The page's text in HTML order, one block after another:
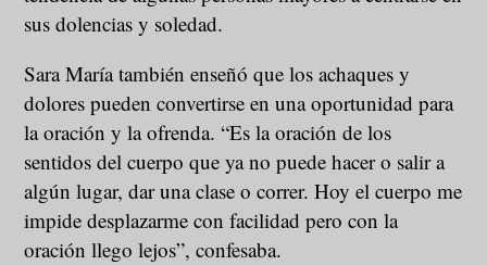
sus dolencias y soledad.
Sara María también enseñó que los achaques y
dolores pueden convertirse en una oportunidad para
la oración y la ofrenda. “Es la oración de los
sentidos del cuerpo que ya no puede hacer o salir a
algún lugar, dar una clase o correr. Hoy el cuerpo me
impide desplazarme con facilidad pero con la
oración llego lejos”, confesaba.